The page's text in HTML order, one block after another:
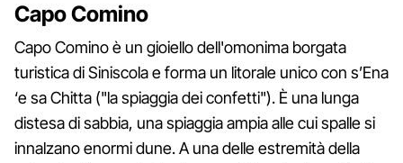
Capo Comino
Capo Comino è un gioiello dell'omonima borgata
turistica di Siniscola e forma un litorale unico con s’Ena
‘e sa Chitta ("la spiaggia dei confetti"). È una lunga
distesa di sabbia, una spiaggia ampia alle cui spalle si
innalzano enormi dune. A una delle estremità della